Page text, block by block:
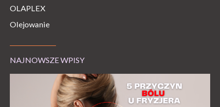
OLAPLEX
Olejowanie
NAJNOWSZE WPISY